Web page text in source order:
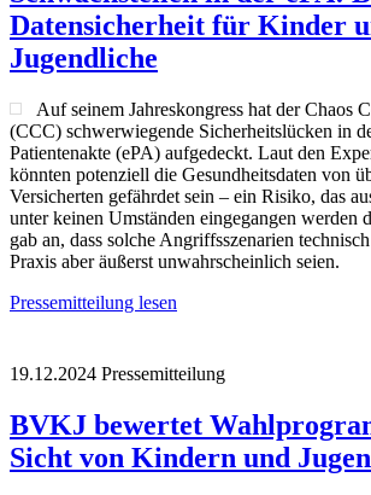
Datensicherheit für Kinder
Jugendliche
Auf seinem Jahreskongress hat der Chaos
(CCC) schwerwiegende Sicherheitslücken in
Patientenakte (ePA) aufgedeckt. Laut den
könnten potenziell die Gesundheitsdaten von
Versicherten gefährdet sein – ein Risiko, das
unter keinen Umständen eingegangen werden
gab an, dass solche Angriffsszenarien
Praxis aber äußerst unwahrscheinlich seien.
Pressemitteilung lesen
19.12.2024 Pressemitteilung
BVKJ bewertet
Sicht von Kindern und